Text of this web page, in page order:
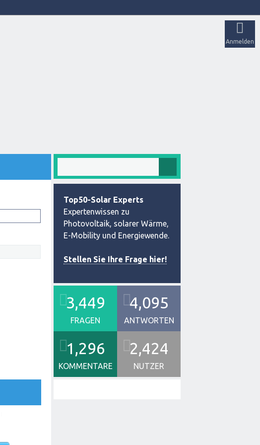
Anmelden
Top50-Solar Experts
Expertenwissen zu
Photovoltaik, solarer Wärme,
E-Mobility und Energiewende.
Stellen Sie Ihre Frage hier!
3,449
FRAGEN
4,095
ANTWORTEN
1,296
KOMMENTARE
2,424
NUTZER